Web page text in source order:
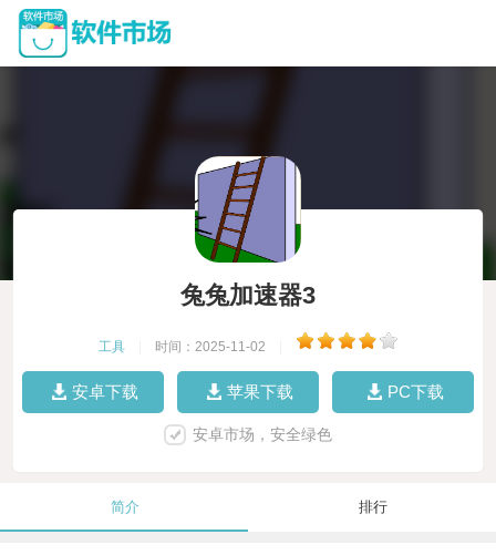
兔兔加速器3
工具 时间：2025-11-02
安卓下载 苹果下载 PC下载
安卓市场，安全绿色
简介 排行